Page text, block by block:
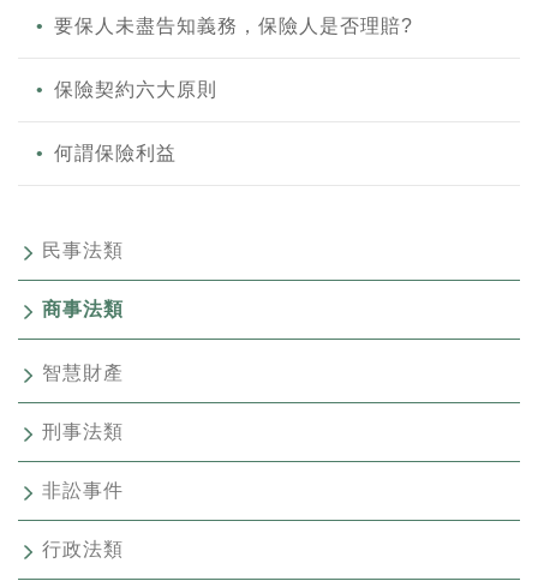
要保人未盡告知義務，保險人是否理賠?
保險契約六大原則
何謂保險利益
民事法類
商事法類
智慧財產
刑事法類
非訟事件
行政法類